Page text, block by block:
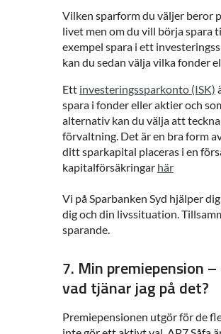
Vilken sparform du väljer beror
livet men om du vill börja spara
exempel spara i ett
kan du sedan välja vilka fonder
Ett investeringssparkonto (ISK)
spara i fonder eller aktier och
alternativ kan du välja att
förvaltning. Det är en bra form
ditt sparkapital placeras i en
kapitalförsäkringar här
Vi på Sparbanken Syd hjälper
dig och din livssituation.
sparande.
7. Min premiepension
vad tjänar jag på det?
Premiepensionen utgör för de